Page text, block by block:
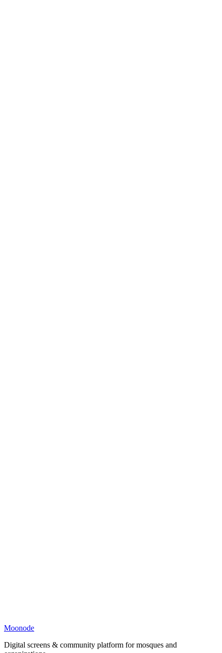
Moonode
Digital screens & community platform for mosques and